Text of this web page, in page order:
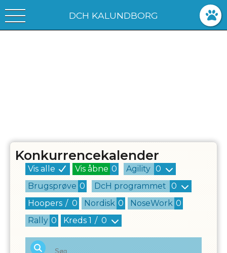
DCH KALUNDBORG
Konkurrencekalender
Vis alle Vis åbne 0 Agility 0
Brugsprøve 0 DcH programmet 0
Hoopers / 0 Nordisk 0 NoseWork 0
Rally 0 Kreds 1 / 0